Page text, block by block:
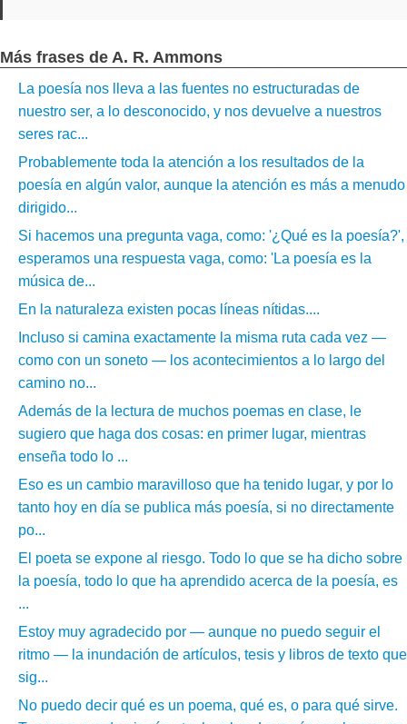
Más frases de A. R. Ammons
La poesía nos lleva a las fuentes no estructuradas de
nuestro ser, a lo desconocido, y nos devuelve a nuestros
seres rac...
Probablemente toda la atención a los resultados de la
poesía en algún valor, aunque la atención es más a menudo
dirigido...
Si hacemos una pregunta vaga, como: '¿Qué es la poesía?',
esperamos una respuesta vaga, como: 'La poesía es la
música de...
En la naturaleza existen pocas líneas nítidas....
Incluso si camina exactamente la misma ruta cada vez —
como con un soneto — los acontecimientos a lo largo del
camino no...
Además de la lectura de muchos poemas en clase, le
sugiero que haga dos cosas: en primer lugar, mientras
enseña todo lo ...
Eso es un cambio maravilloso que ha tenido lugar, y por lo
tanto hoy en día se publica más poesía, si no directamente
po...
El poeta se expone al riesgo. Todo lo que se ha dicho sobre
la poesía, todo lo que ha aprendido acerca de la poesía, es
...
Estoy muy agradecido por — aunque no puedo seguir el
ritmo — la inundación de artículos, tesis y libros de texto que
sig...
No puedo decir qué es un poema, qué es, o para qué sirve.